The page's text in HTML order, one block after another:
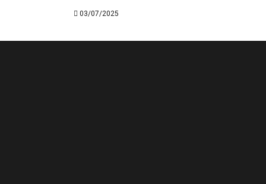
03/07/2025